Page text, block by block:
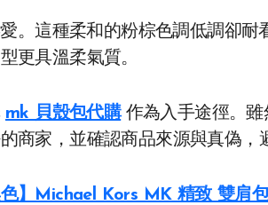
。這種柔和的粉棕色調低調卻耐
更具溫柔氣質。
mk 貝殼包代購作為入手途徑。雖
商家，並確認商品來源與真偽，
色】Michael Kors MK 精致 雙肩